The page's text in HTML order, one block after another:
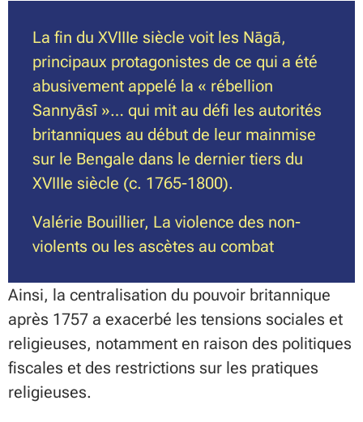
La fin du XVIIIe siècle voit les Nāgā,
principaux protagonistes de ce qui a été
abusivement appelé la « rébellion
Sannyāsī »… qui mit au défi les autorités
britanniques au début de leur mainmise
sur le Bengale dans le dernier tiers du
XVIIIe siècle (c. 1765-1800).
Valérie Bouillier, La violence des non-
violents ou les ascètes au combat
Ainsi, la centralisation du pouvoir britannique
après 1757 a exacerbé les tensions sociales et
religieuses, notamment en raison des politiques
fiscales et des restrictions sur les pratiques
religieuses.